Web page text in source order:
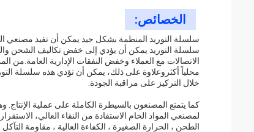
الخصائص:
سلسلة التوريد المنظمة بشكل جيد يمكن أن تفيد مصنعي
سلسلة التوريد يمكن أن يؤدي إلى خفض تكاليف الشحن
الاتصالات مع العملاء وخفض النفقات الإدارية العامة.من
محلياً أكثروعلاوة على ذلك، يمكن أن تؤدي هذه سلسلة
خلال التركيز على مراقبة الجودة.
كما يتمتع المصنعون بالسيطرة الكاملة على عملية
لمصنعي المواد الخام الاستفادة من النقاء العالي،
الطحن ، الحرارة الصغيرة ، الكفاءة العالية ، مقاومة